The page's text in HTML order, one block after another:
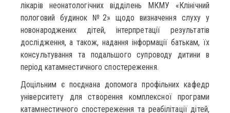
лікарів неонатологічних відділень МКМУ «Клінічний
пологовий будинок №2» щодо визначення слуху у
новонароджених дітей, інтерпретації результатів
дослідження, а також, надання інформації батькам, їх
консультування та подальшого супроводу дитини в
період катамнестичного спостереження.
Доцільним є поєднана допомога профільних кафедр
університету для створення комплексної програми
катамнестичного спостереження та реабілітації дітей,